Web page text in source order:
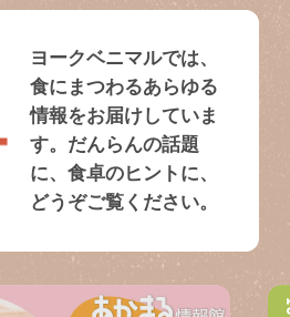
ヨークベニマルでは、
食にまつわるあらゆる
情報をお届けしていま
す。だんらんの話題
に、食卓のヒントに、
どうぞご覧ください。